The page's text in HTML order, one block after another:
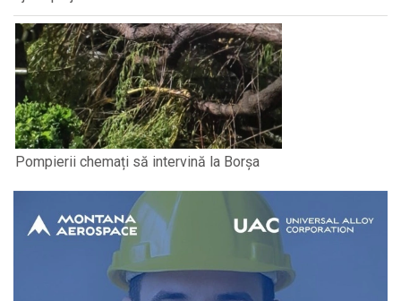
Pompierii chemați să intervină la Borșa